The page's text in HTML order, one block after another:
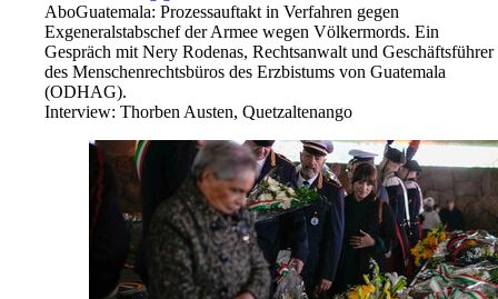
AboGuatemala: Prozessauftakt in Verfahren gegen
Exgeneralstabschef der Armee wegen Völkermords. Ein
Gespräch mit Nery Rodenas, Rechtsanwalt und Geschäftsführer
des Menschenrechtsbüros des Erzbistums von Guatemala
(ODHAG).
Interview: Thorben Austen, Quetzaltenango